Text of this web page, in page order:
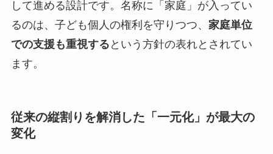
して進める設計です。名称に「家庭」が入ってい
るのは、子ども個人の権利を守りつつ、 家庭単位
での支援も重視する という方針の表れとされてい
ます。
従来の縦割りを解消した「一元化」が最大の
変化